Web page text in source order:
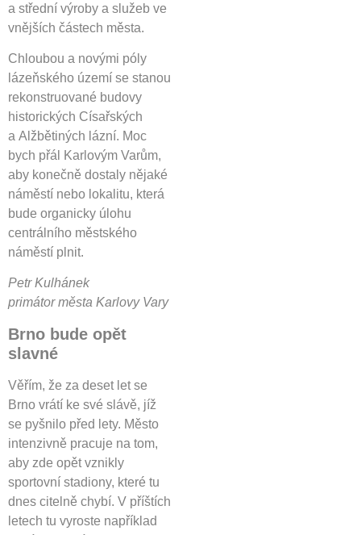
a střední výroby a služeb ve
vnějších částech města.
Chloubou a novými póly
lázeňského území se stanou
rekonstruované budovy
historických Císařských
a Alžbětiných lázní. Moc
bych přál Karlovým Varům,
aby konečně dostaly nějaké
náměstí nebo lokalitu, která
bude organicky úlohu
centrálního městského
náměstí plnit.
Petr Kulhánek
primátor města Karlovy Vary
Brno bude opět
slavné
Věřím, že za deset let se
Brno vrátí ke své slávě, jíž
se pyšnilo před lety. Město
intenzivně pracuje na tom,
aby zde opět vznikly
sportovní stadiony, které tu
dnes citelně chybí. V příštích
letech tu vyroste například